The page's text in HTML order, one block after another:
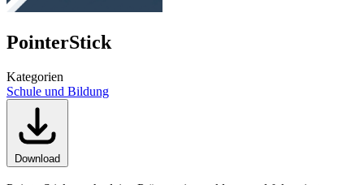
PointerStick
Kategorien
Schule und Bildung
Download